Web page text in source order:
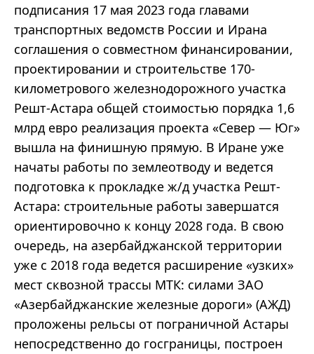
подписания 17 мая 2023 года главами
транспортных ведомств России и Ирана
соглашения о совместном финансировании,
проектировании и строительстве 170-
километрового железнодорожного участка
Решт-Астара общей стоимостью порядка 1,6
млрд евро реализация проекта «Север — Юг»
вышла на финишную прямую. В Иране уже
начаты работы по землеотводу и ведется
подготовка к прокладке ж/д участка Решт-
Астара: строительные работы завершатся
ориентировочно к концу 2028 года. В свою
очередь, на азербайджанской территории
уже с 2018 года ведется расширение «узких»
мест сквозной трассы МТК: силами ЗАО
«Азербайджанские железные дороги» (АЖД)
проложены рельсы от пограничной Астары
непосредственно до госграницы, построен